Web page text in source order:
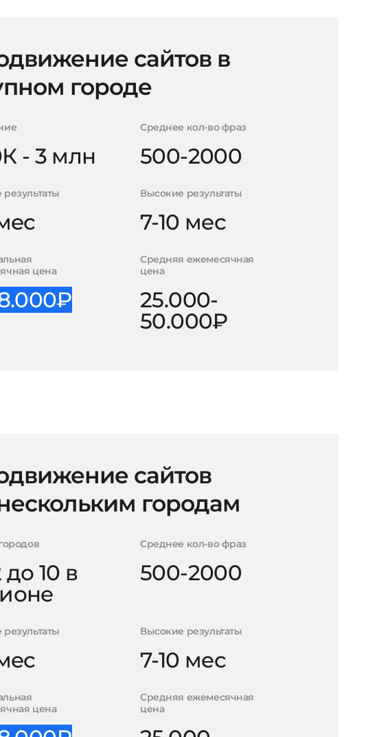
сайтов в
городе
- 3 млн
Среднее кол-во фраз
500-2000
Высокие результаты
7-10 мес
цена
Средняя ежемесячная
цена
25.000-
50.000₽
сайтов
городам
до 10 в
Среднее кол-во фраз
500-2000
Высокие результаты
7-10 мес
цена
Средняя ежемесячная
цена